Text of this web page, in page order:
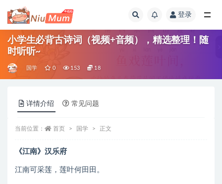
登录
小学生必背古诗词（视频+音频），精选整理！随
时听听~
国学 0 153 18
详情介绍 常见问题
当前位置： 首页 国学 正文
《江南》汉乐府
江南可采莲，莲叶何田田。